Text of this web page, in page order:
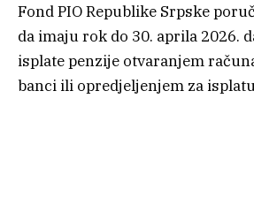
Fond PIO Republike Srpske
da imaju rok do 30. aprila 2026.
isplate penzije otvaranjem
banci ili opredjeljenjem za